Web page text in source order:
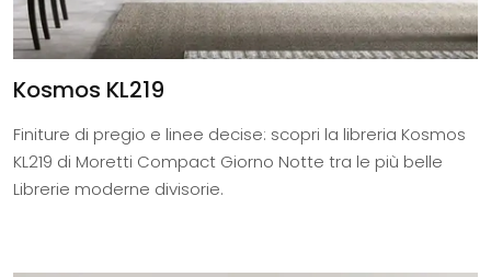
Kosmos KL219
Finiture di pregio e linee decise: scopri la libreria Kosmos
KL219 di Moretti Compact Giorno Notte tra le più belle
Librerie moderne divisorie.